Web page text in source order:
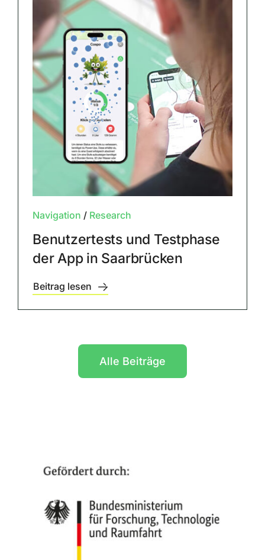
Navigation / Research
Benutzertests und Testphase
der App in Saarbrücken
Beitrag lesen
Alle Beiträge